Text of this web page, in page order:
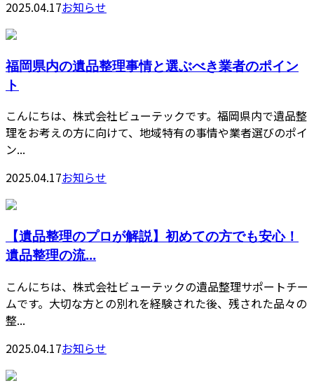
2025.04.17お知らせ
福岡県内の遺品整理事情と選ぶべき業者のポイン
ト
こんにちは、株式会社ビューテックです。福岡県内で遺品整
理をお考えの方に向けて、地域特有の事情や業者選びのポイ
ン...
2025.04.17お知らせ
【遺品整理のプロが解説】初めての方でも安心！
遺品整理の流...
こんにちは、株式会社ビューテックの遺品整理サポートチー
ムです。大切な方との別れを経験された後、残された品々の
整...
2025.04.17お知らせ